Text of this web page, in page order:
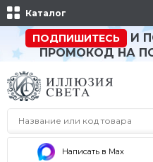
Каталог
ПОДПИШИТЕСЬ
И
ПРОМОКОД НА
Написать в Max